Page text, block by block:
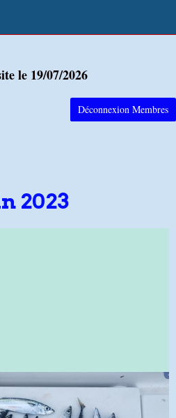
le 19/07/2026
Déconnexion Membres
2023